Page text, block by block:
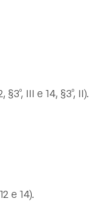
III e 14, §3º, II).
e 14).